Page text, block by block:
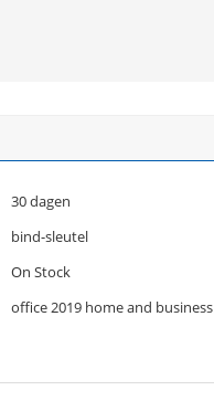
30 dagen
bind-sleutel
On Stock
office 2019 home and business